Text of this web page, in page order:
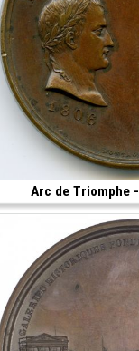
Arc de Triomphe
(1836 • 53.26 g • 52.39 mm)